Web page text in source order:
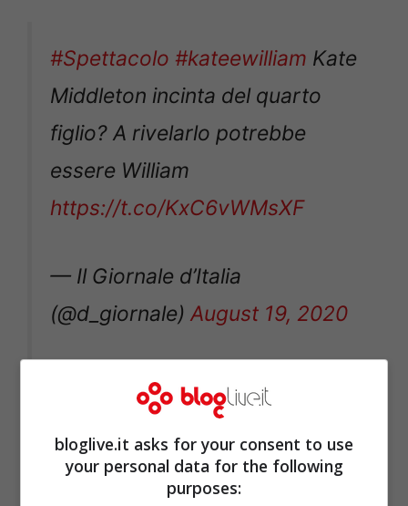
#Spettacolo #kateewilliam Kate
Middleton incinta del quarto
figlio? A rivelarlo potrebbe
essere William
https://t.co/KxC6vWMsXF
— Il Giornale d’Italia
(@d_giornale) August 19, 2020
bloglive.it asks for your consent to use
your personal data for the following
purposes: